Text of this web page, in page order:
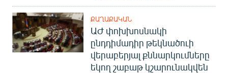
ՔԱՂԱՔԱԿԱՆ
ԱԺ փոխխոսնակի
ընդդիմադիր թեկնածուի
վերաբերյալ քննարկումները
եկող շաբաթ կշարունակվեն